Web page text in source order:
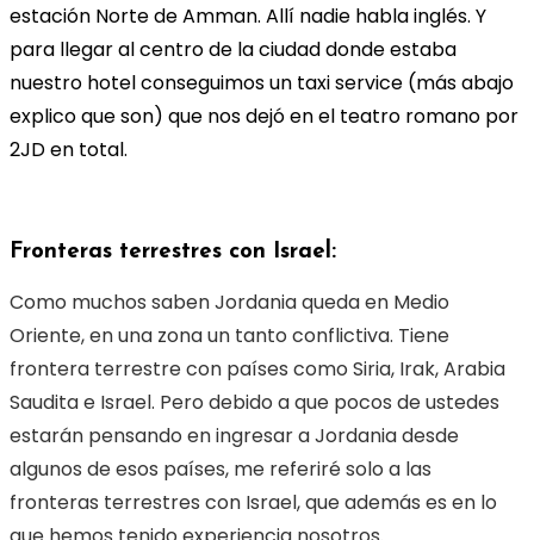
estación Norte de Amman. Allí nadie habla inglés. Y
para llegar al centro de la ciudad donde estaba
nuestro hotel conseguimos un taxi service (más abajo
explico que son) que nos dejó en el teatro romano por
2JD en total.
Fronteras terrestres con Israel:
Como muchos saben Jordania queda en Medio
Oriente, en una zona un tanto conflictiva. Tiene
frontera terrestre con países como Siria, Irak, Arabia
Saudita e Israel. Pero debido a que pocos de ustedes
estarán pensando en ingresar a Jordania desde
algunos de esos países, me referiré solo a las
fronteras terrestres con Israel, que además es en lo